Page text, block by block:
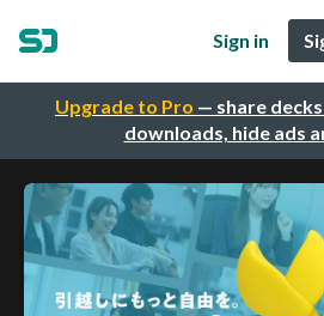
Upgrade to Pro — share
downloads, hide ads
Sign in